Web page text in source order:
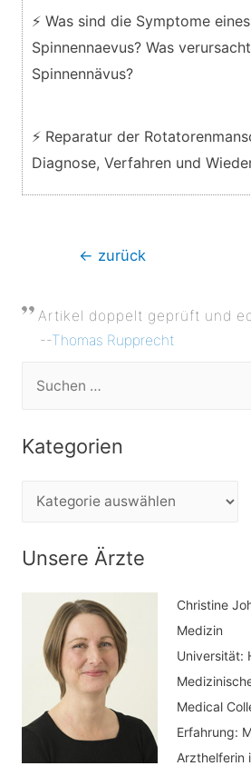
⚡ Was sind die Symptome eines
Spinnennaevus? Was
Spinnennävus?
⚡ Reparatur der
Diagnose, Verfahren und
Beitragsnavigation
← zurück
Artikel doppelt geprüft und
--Thomas Rupprecht
Kategorien
tUnsere Ärzte
Christine
Medizin
Universität:
Medical
Erfahrung:
Arzthelferin